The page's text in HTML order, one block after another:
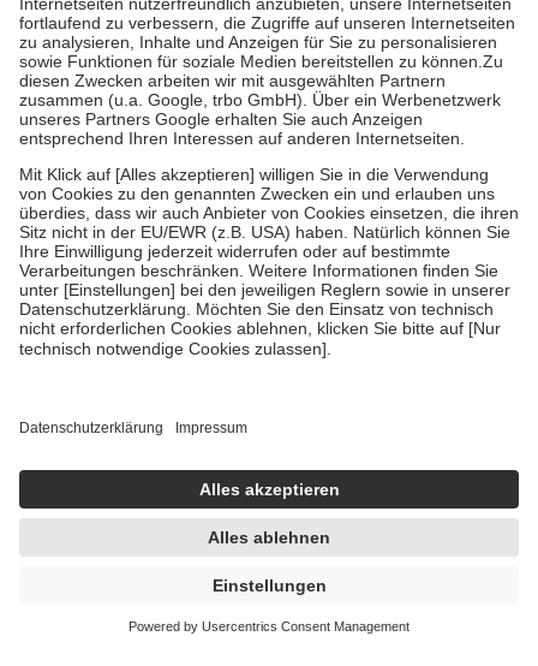
mit.
Grundsätzlich leisten Mitglieder Zuzahlungen in Höhe von zehn
Prozent des Abgabepreises,mindestensjedochfünf Euround
höchstens zehn Euro.Es sind jedoch nie mehr als die tatsächlichen
Kosten der Leistung zu entrichten.
Diese Regeln gelten grundsätzlich auch für Online-Apotheken.
Bei Heilmitteln und häuslicher Krankenpflege beträgt die
Zuzahlung zehn Prozent der Kosten sowie zehn Euro je
Verordnung.
Um das Engagement der Versicherten für ihre eigene Gesundheit zu
stärken und die besondere Stellung der Familie zu unterstützen,
fallen keine Zuzahlungen an bei:
• Kindern und Jugendlichen bis zum vollendeten 18. Lebensjahr
mit Ausnahme der Fahrkosten
• Harn- und Blutteststreifen
Wir nutzen Trusted Shops als unabhängigen Dienstleister für die
Einholung von Bewertungen. Trusted Shops hat Maßnahmen
getroffen, um sicherzustellen, dass es sich um echte Bewertungen
handelt. Mehr Informationen findest du hier:
https://help.etrusted.com/hc/de/articles/4419944605341
Einige Bilder und Inhalte wurden unter Zuhilfenahme künstlicher